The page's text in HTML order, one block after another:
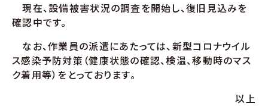
現在、設備被害状況の調査を開始し、復旧見込みを
確認中です。
なお、作業員の派遣にあたっては、新型コロナウイル
ス感染予防対策（健康状態の確認、検温、移動時のマス
ク着用等）をとっております。
以上